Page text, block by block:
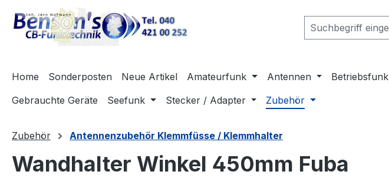
Hauptinhalt springen
Zur Suche springen
Zur Hauptnavigation springen
Home Sonderposten Neue Artikel Amateurfunk Antennen Betriebsfunk
Gebrauchte Geräte
Seefunk Stecker / Adapter Zubehör
Zubehör Antennenzubehör Klemmfüsse / Klemmhalter
Wandhalter Winkel 450mm Fuba